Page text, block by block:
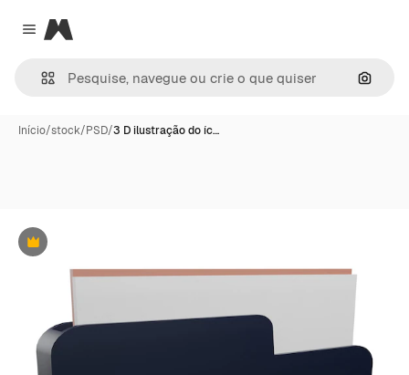
Close menu
Magnific
Início/stock/PSD/3 D ilustração do íc…
Premium